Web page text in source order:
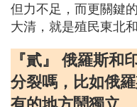
但力不足，而更關鍵
大清，就是殖民東北
『貳』 俄羅斯和
分裂嗎，比如俄